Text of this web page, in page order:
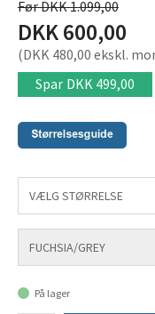
Før DKK 1.099,00
DKK 600,00
(DKK 480,00 ekskl.
Spar DKK 499,00
På lager